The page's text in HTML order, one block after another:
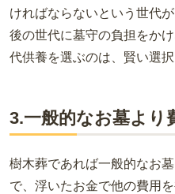
ければならないという世代
後の世代に墓守の負担をか
代供養を選ぶのは、賢い選択
3.一般的なお墓より
樹木葬であれば一般的なお
で、浮いたお金で他の費用